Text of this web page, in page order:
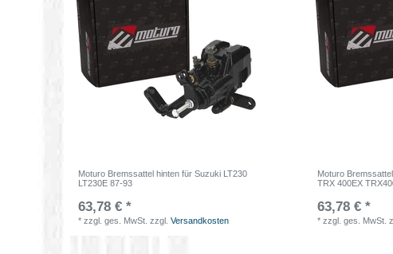
Moturo Bremssattel hinten für Suzuki LT230
LT230E 87-93
63,78 € *
*zzgl. ges. MwSt. zzgl.Versandkosten
Moturo
TRX 400EX
63,78 € *
*zzgl. ges. MwSt.